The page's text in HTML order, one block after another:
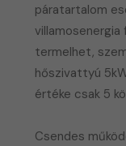
páratartalom
termelhet,
hőszivattyú
értéke csak 5
Csendes